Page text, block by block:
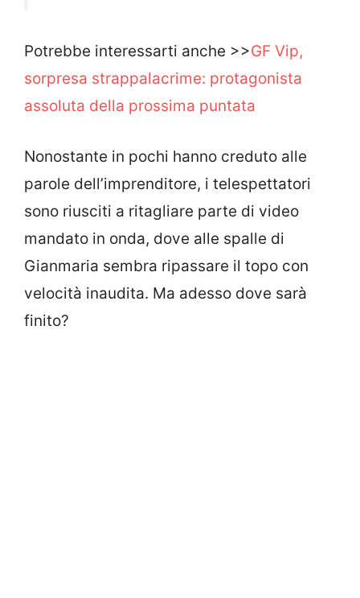
Potrebbe interessarti anche >>GF Vip,
sorpresa strappalacrime: protagonista
assoluta della prossima puntata
Nonostante in pochi hanno creduto alle
parole dell’imprenditore, i telespettatori
sono riusciti a ritagliare parte di video
mandato in onda, dove alle spalle di
Gianmaria sembra ripassare il topo con
velocità inaudita. Ma adesso dove sarà
finito?